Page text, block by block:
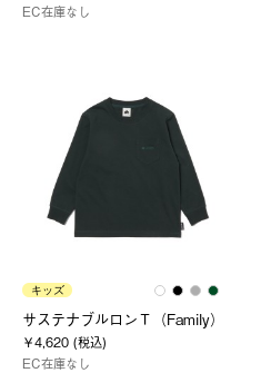
EC在庫なし
キッズ
サステナブルロンＴ（Family）
￥4,620 (税込)
EC在庫なし